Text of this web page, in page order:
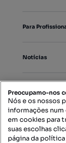
Para
Notícias
Mapa do Site
Preocupamo-nos
Nós e os nossos
informações
em cookies para
suas escolhas
página da política